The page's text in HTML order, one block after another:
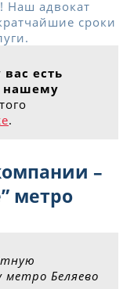
Наш адвокат
сроки
есть
нашему
.
–
метро
Беляево